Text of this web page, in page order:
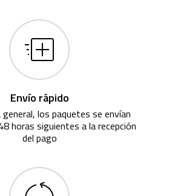
Envío rápido
los paquetes se envían
horas siguientes a la recepción
del pago